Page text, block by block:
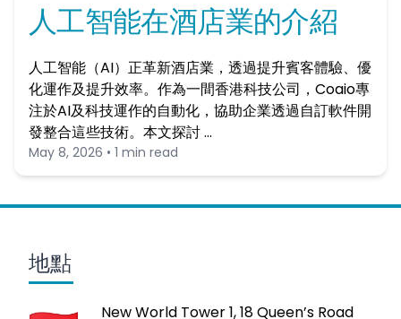
人工智能在酒店業的介紹
人工智能（AI）正革新酒店業，透過提升賓客體驗、優
化運作及提升效率。作為一間香港科技公司，Coaio專
注於AI及科技運作的自動化，協助企業透過自訂軟件開
發整合這些技術。本文探討 …
May 8, 2026 • 1 min read
地點
New World Tower 1, 18 Queen’s Road